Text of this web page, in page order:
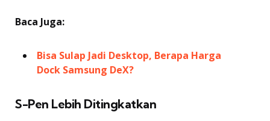
Baca Juga:
Bisa Sulap Jadi Desktop, Berapa Harga
Dock Samsung DeX?
S-Pen Lebih Ditingkatkan